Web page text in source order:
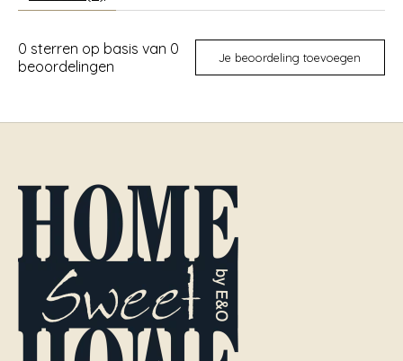
0 sterren op basis van 0
beoordelingen
Je beoordeling toevoegen